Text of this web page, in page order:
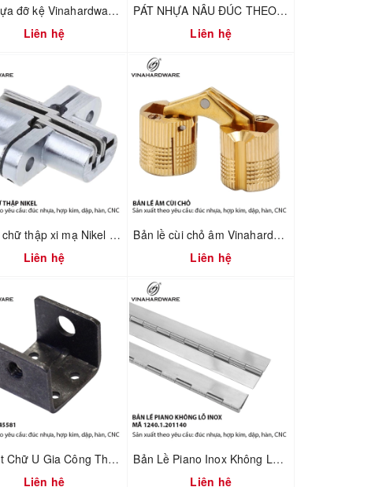
Pát nhựa đỡ kệ Vinahardware mã 1610.4.01240
Liên hệ
PÁT NHỰA NÂU ĐÚC THEO YÊU CẦU – VINAHARDWARE – 1610.3.45278
Liên hệ
Bản lề chữ thập xi mạ Nikel Vinahardware 1260.4.11029
Liên hệ
Bản lề cùi chỏ âm Vinahardware 1260.2.10897
Liên hệ
Pát Sắt Chữ U Gia Công Theo Yêu Cầu – Liên Kết Ngành Gỗ & Cơ Khí | Mã 1608.1.45581
Liên hệ
Bản Lề Piano Inox Không Lỗ – Sản Xuất Theo MOQ | Mã 1240.1.50160
Liên hệ